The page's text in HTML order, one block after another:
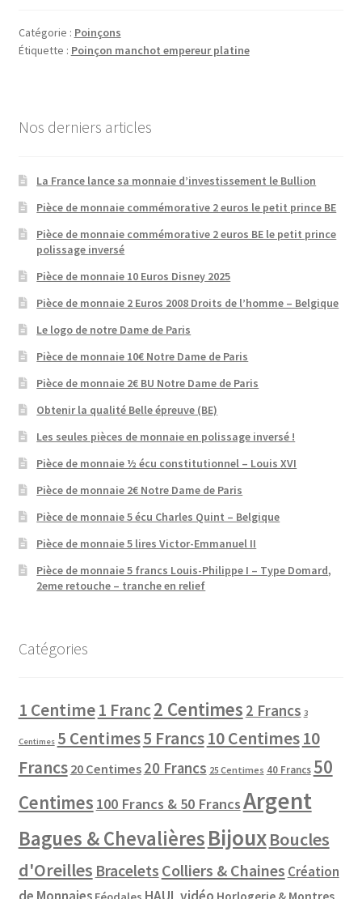
Catégorie : Poinçons
Étiquette : Poinçon manchot empereur platine
Nos derniers articles
La France lance sa monnaie d’investissement le Bullion
Pièce de monnaie commémorative 2 euros le petit prince BE
Pièce de monnaie commémorative 2 euros BE le petit prince
polissage inversé
Pièce de monnaie 10 Euros Disney 2025
Pièce de monnaie 2 Euros 2008 Droits de l’homme – Belgique
Le logo de notre Dame de Paris
Pièce de monnaie 10€ Notre Dame de Paris
Pièce de monnaie 2€ BU Notre Dame de Paris
Obtenir la qualité Belle épreuve (BE)
Les seules pièces de monnaie en polissage inversé !
Pièce de monnaie ½ écu constitutionnel – Louis XVI
Pièce de monnaie 2€ Notre Dame de Paris
Pièce de monnaie 5 écu Charles Quint – Belgique
Pièce de monnaie 5 lires Victor-Emmanuel II
Pièce de monnaie 5 francs Louis-Philippe I – Type Domard,
2eme retouche – tranche en relief
Catégories
1 Centime1 Franc2 Centimes 2 Francs 3
Centimes 5 Centimes5 Francs10 Centimes10
Francs 20 Centimes 20 Francs 25 Centimes 40 Francs 50
Centimes 100 Francs & 50 FrancsArgent
Bagues & ChevalièresBijouxBoucles
d'Oreilles Bracelets Colliers & Chaines Création